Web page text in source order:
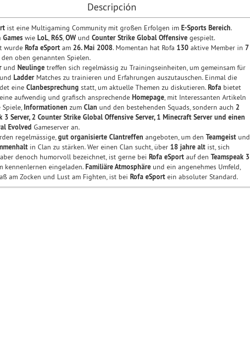
Descripción
ist eine Multigaming Community mit großen Erfolgen im E-Sports Bereich.
Games wie LoL,R6S,OW und Counter Strike Global Offensive gespielt.
wurde Rofa eSport am 26. Mai 2008. Momentan hat Rofa 130 aktive Member in 7
oben genannten Spielen.
und Neulinge treffen sich regelmässig zu Trainingseinheiten, um gemeinsam für
und Ladder Matches zu trainieren und Erfahrungen auszutauschen. Einmal die
eine Clanbesprechung statt, um aktuelle Themen zu diskutieren.Rofa bietet
aufwendig und grafisch ansprechende Homepage, mit Interessanten Artikeln
Spiele, Informationen zum Clan und den bestehenden Squads, sondern auch 2
3 Server, 2 Counter Strike Global Offensive Server, 1 Minecraft Server und einen
Evolved Gameserver an.
regelmässige,gut organisierte Clantreffen angeboten, um den Teamgeist und
in Clan zu stärken. Wer einen Clan sucht, über 18 jahre alt ist, sich
denoch humorvoll bezeichnet, ist gerne bei Rofa eSport auf den Teamspeak 3
kennenlernen eingeladen.Familiäre Atmosphäre und ein angenehmes Umfeld,
am Zocken und Lust am Fighten, ist bei Rofa eSport ein absoluter Standard.